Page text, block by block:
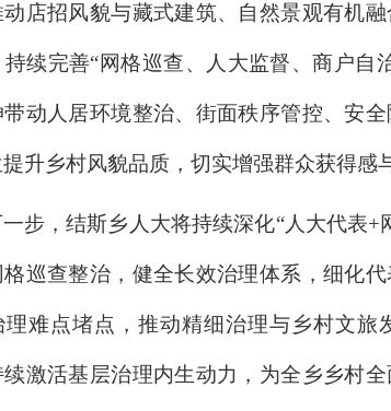
店招风貌与藏式建筑、自然景观有机
续完善“网格巡查、人大监督、商户自
动人居环境整治、街面秩序管控、安全
升乡村风貌品质，切实增强群众获得感
步，结斯乡人大将持续深化“人大代表+
巡查整治，健全长效治理体系，细化
理难点堵点，推动精细治理与乡村文旅
激活基层治理内生动力，为全乡乡村